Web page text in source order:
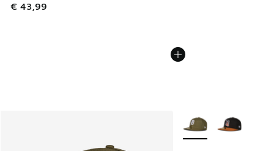
€ 43,99
Plus de couleurs